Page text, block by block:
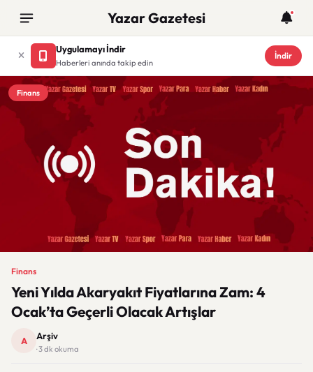
Yazar Gazetesi
Uygulamayı İndir
Haberleri anında takip edin
İndir
Finans
Finans
Yeni Yılda Akaryakıt Fiyatlarına Zam: 4
Ocak’ta Geçerli Olacak Artışlar
A Arşiv
· 3 dk okuma